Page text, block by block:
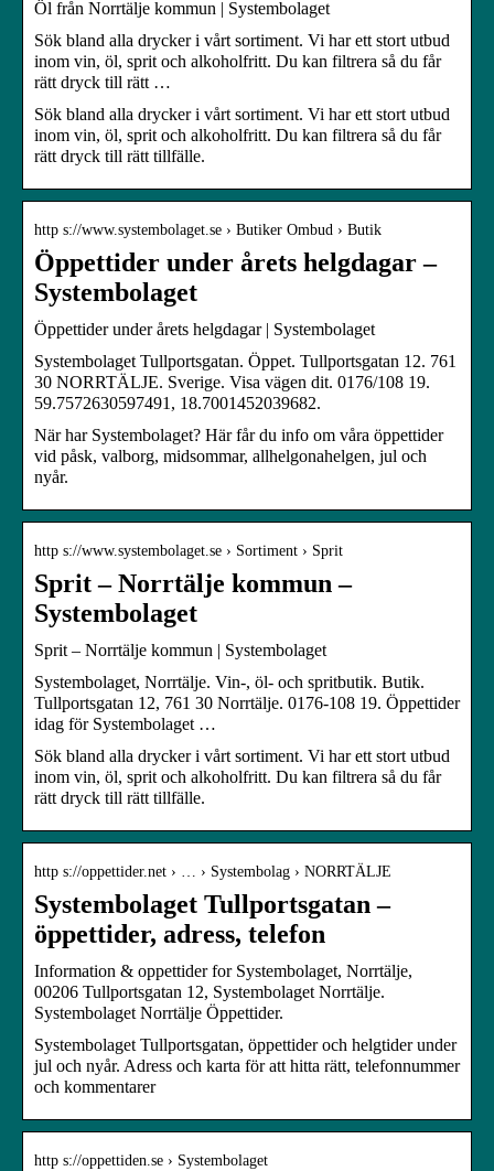
Öl från Norrtälje kommun | Systembolaget
Sök bland alla drycker i vårt sortiment. Vi har ett stort utbud
inom vin, öl, sprit och alkoholfritt. Du kan filtrera så du får
rätt dryck till rätt …
Sök bland alla drycker i vårt sortiment. Vi har ett stort utbud
inom vin, öl, sprit och alkoholfritt. Du kan filtrera så du får
rätt dryck till rätt tillfälle.
http s://www.systembolaget.se › Butiker Ombud › Butik
Öppettider under årets helgdagar –
Systembolaget
Öppettider under årets helgdagar | Systembolaget
Systembolaget Tullportsgatan. Öppet. Tullportsgatan 12. 761
30 NORRTÄLJE. Sverige. Visa vägen dit. 0176/108 19.
59.7572630597491, 18.7001452039682.
När har Systembolaget? Här får du info om våra öppettider
vid påsk, valborg, midsommar, allhelgonahelgen, jul och
nyår.
http s://www.systembolaget.se › Sortiment › Sprit
Sprit – Norrtälje kommun –
Systembolaget
Sprit – Norrtälje kommun | Systembolaget
Systembolaget, Norrtälje. Vin-, öl- och spritbutik. Butik.
Tullportsgatan 12, 761 30 Norrtälje. 0176-108 19. Öppettider
idag för Systembolaget …
Sök bland alla drycker i vårt sortiment. Vi har ett stort utbud
inom vin, öl, sprit och alkoholfritt. Du kan filtrera så du får
rätt dryck till rätt tillfälle.
http s://oppettider.net › … › Systembolag › NORRTÄLJE
Systembolaget Tullportsgatan –
öppettider, adress, telefon
Information & oppettider for Systembolaget, Norrtälje,
00206 Tullportsgatan 12, Systembolaget Norrtälje.
Systembolaget Norrtälje Öppettider.
Systembolaget Tullportsgatan, öppettider och helgtider under
jul och nyår. Adress och karta för att hitta rätt, telefonnummer
och kommentarer
http s://oppettiden.se › Systembolaget